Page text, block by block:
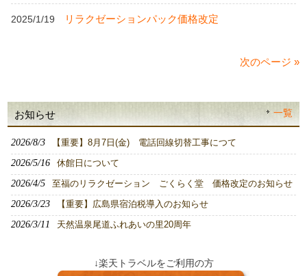
2025/1/19 リラクゼーションパック価格改定
次のページ »
お知らせ 一覧
2026/8/3 【重要】8月7日(金) 電話回線切替工事につて
2026/5/16 休館日について
2026/4/5 至福のリラクゼーション ごくらく堂 価格改定のお知らせ
2026/3/23 【重要】広島県宿泊税導入のお知らせ
2026/3/11 天然温泉尾道ふれあいの里20周年
↓楽天トラベルをご利用の方